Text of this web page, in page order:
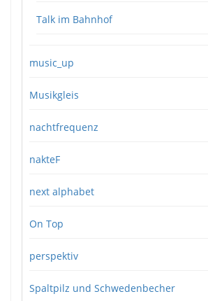
Talk im Bahnhof
music_up
Musikgleis
nachtfrequenz
nakteF
next alphabet
On Top
perspektiv
Spaltpilz und Schwedenbecher